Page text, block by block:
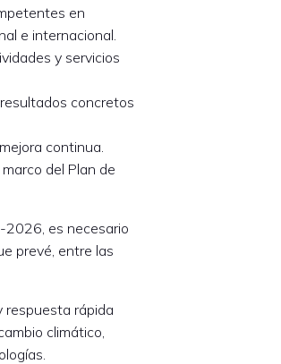
en
e internacional.
y servicios
concretos
continua.
del Plan de
2026, es necesario
prevé, entre las
respuesta rápida
climático,